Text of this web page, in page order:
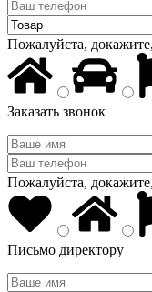
Пожалуйста,
Заказать звонок
Пожалуйста,
Письмо директору